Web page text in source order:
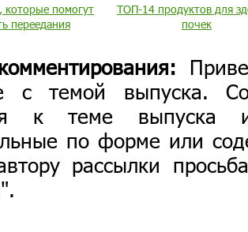
которые помогут
переедания
ТОП-14 продуктов для
почек
с темой выпуска.
к теме выпуска
по форме или
рассылки